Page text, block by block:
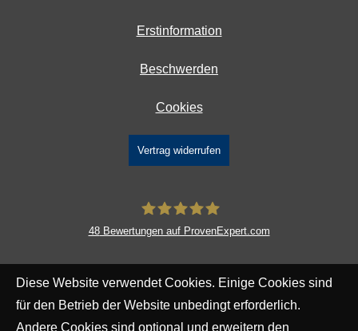
Erstinformation
Beschwerden
Cookies
Vertrag widerrufen
Co. KG
48Bewertungen auf ProvenExpert.com
Diese Website verwendet Cookies. Einige Cookies sind
für den Betrieb der Website unbedingt erforderlich.
Andere Cookies sind optional und erweitern den